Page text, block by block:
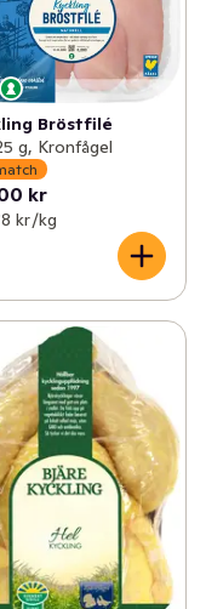
Bröstfilé
g, Kronfågel
kr
kr /kg